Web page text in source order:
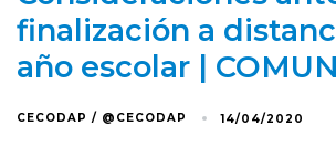
finalización a
año escolar |
CECODAP / @CECODAP 14/04/2020